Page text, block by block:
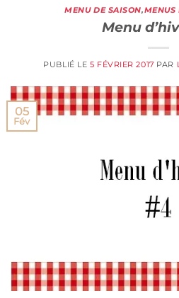
MENU DE SAISON,MENUS
Menu
PUBLIÉ LE 5 FÉVRIER 2017 PAR
05
Fév